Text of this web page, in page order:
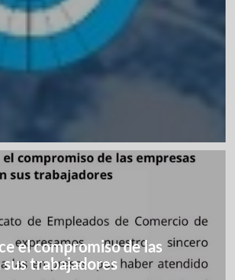
el compromiso de las
trabajadores